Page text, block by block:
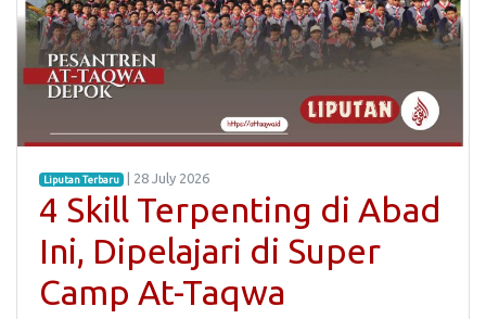
Liputan Terbaru | 28 July 2026
4 Skill Terpenting di Abad
Ini, Dipelajari di Super
Camp At-Taqwa